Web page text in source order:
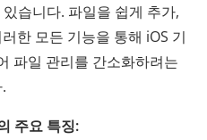
습니다. 파일을 쉽게 추가,
한 모든 기능을 통해 iOS 기
파일 관리를 간소화하려는
주요 특징: